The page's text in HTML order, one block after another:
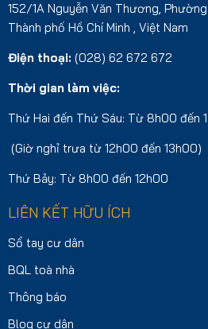
152/1A Nguyễn Văn Thương,
Thành phố Hồ Chí Minh , Việt Nam
Điện thoại: (028) 62 672 672
Thời gian làm việc:
Thứ Hai đến Thứ Sáu: Từ 8h00 đến
(Giờ nghỉ trưa từ 12h00 đến 13h00)
Thứ Bảy: Từ 8h00 đến 12h00
LIÊN KẾT HỮU ÍCH
Sổ tay cư dân
BQL toà nhà
Thông báo
Blog cư dân